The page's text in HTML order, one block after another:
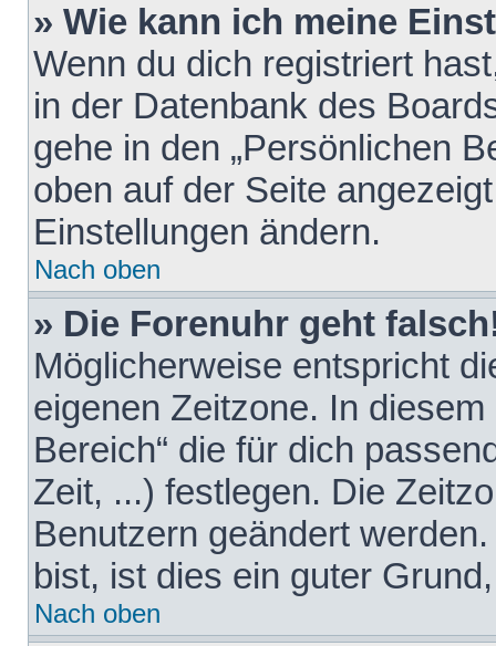
» Wie kann ich meine
Wenn du dich registriert
in der Datenbank des
gehe in den „Persönlichen
oben auf der Seite
Einstellungen ändern.
Nach oben
» Die Forenuhr geht
Möglicherweise entspricht
eigenen Zeitzone. In
Bereich“ die für dich
Zeit, ...) festlegen. Die
Benutzern geändert
bist, ist dies ein guter
Nach oben